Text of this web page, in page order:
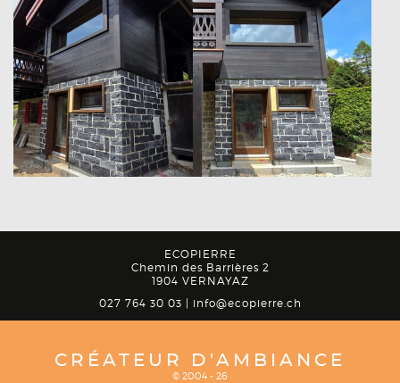
ECOPIERRE
Chemin des Barrières 2
1904 VERNAYAZ
027 764 30 03 | info@ecopierre.ch
CRÉATEUR D'AMBIANCE
© 2004 - 26